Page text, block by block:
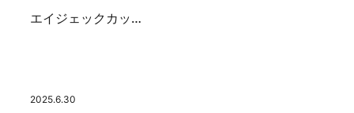
エイジェックカップ第56回日本少年野球選手権大会 東日本ブロック小学部予選 C代表決定🏆
2025.6.30